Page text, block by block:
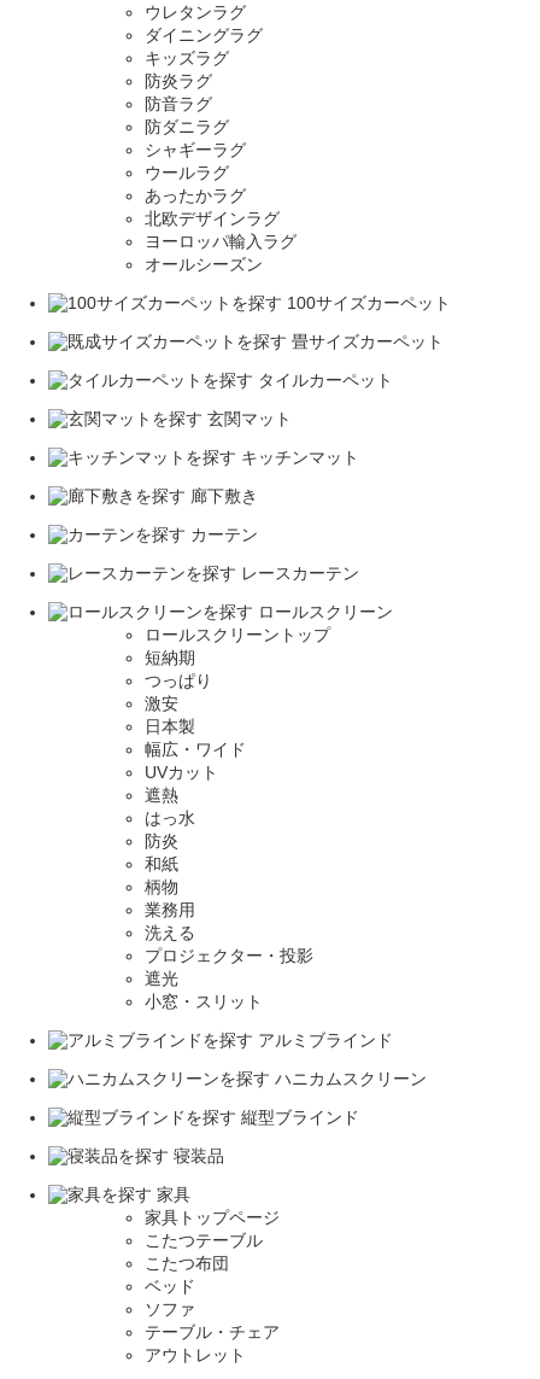
ウレタンラグ
ダイニングラグ
キッズラグ
防炎ラグ
防音ラグ
防ダニラグ
シャギーラグ
ウールラグ
あったかラグ
北欧デザインラグ
ヨーロッパ輸入ラグ
オールシーズン
100サイズカーペット
畳サイズカーペット
タイルカーペット
玄関マット
キッチンマット
廊下敷き
カーテン
レースカーテン
ロールスクリーン
ロールスクリーントップ
短納期
つっぱり
激安
日本製
幅広・ワイド
UVカット
遮熱
はっ水
防炎
和紙
柄物
業務用
洗える
プロジェクター・投影
遮光
小窓・スリット
アルミブラインド
ハニカムスクリーン
縦型ブラインド
寝装品
家具
家具トップページ
こたつテーブル
こたつ布団
ベッド
ソファ
テーブル・チェア
アウトレット